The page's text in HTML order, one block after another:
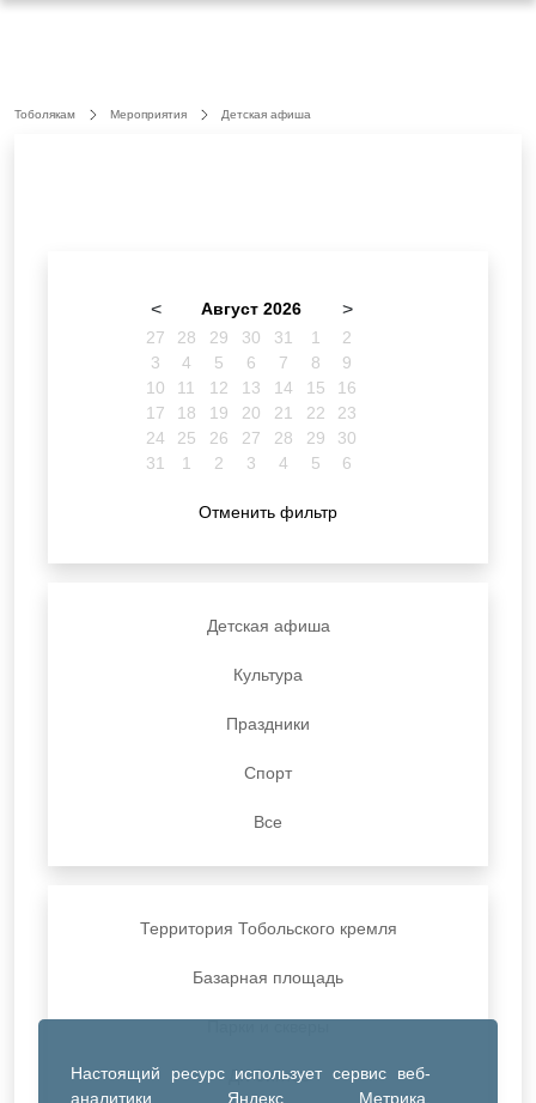
Настоящий ресурс использует сервис веб-
аналитики Яндекс Метрика,
Тоболякам Мероприятия Детская афиша
< Август 2026 >
27 28 29 30 31 1
2
3
4 5 6 7 8
9
10
11 12 13 14 15
16
17
18 19 20 21 22
23
24
25 26 27 28 29
30
31
1 2 3 4 5 6
Отменить фильтр
Детская афиша
Культура
Праздники
Спорт
Все
Территория Тобольского кремля
Базарная площадь
ДК Синтез